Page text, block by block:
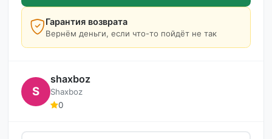
Гарантия возврата
Вернём деньги, если что-то пойдёт не так
S
shaxboz
Shaxboz
0